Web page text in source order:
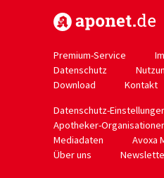
Premium-Service
Datenschutz
Download
Kontakt
Datenschutz-
Apotheker-
Mediadaten
Avoxa
Über uns